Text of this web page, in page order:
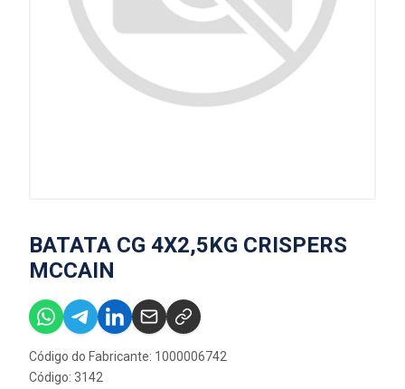
BATATA CG 4X2,5KG CRISPERS
MCCAIN
Código do Fabricante: 1000006742
Código: 3142